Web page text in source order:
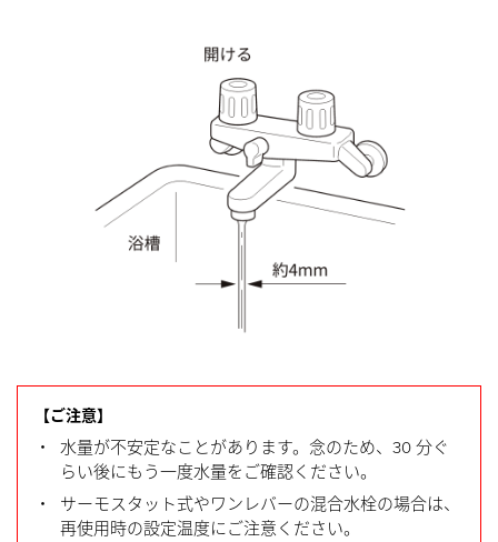
【ご注意】
・
水量が不安定なことがあります。念のため、30 分ぐ
らい後にもう一度水量をご確認ください。
・
サーモスタット式やワンレバーの混合水栓の場合は、
再使用時の設定温度にご注意ください。